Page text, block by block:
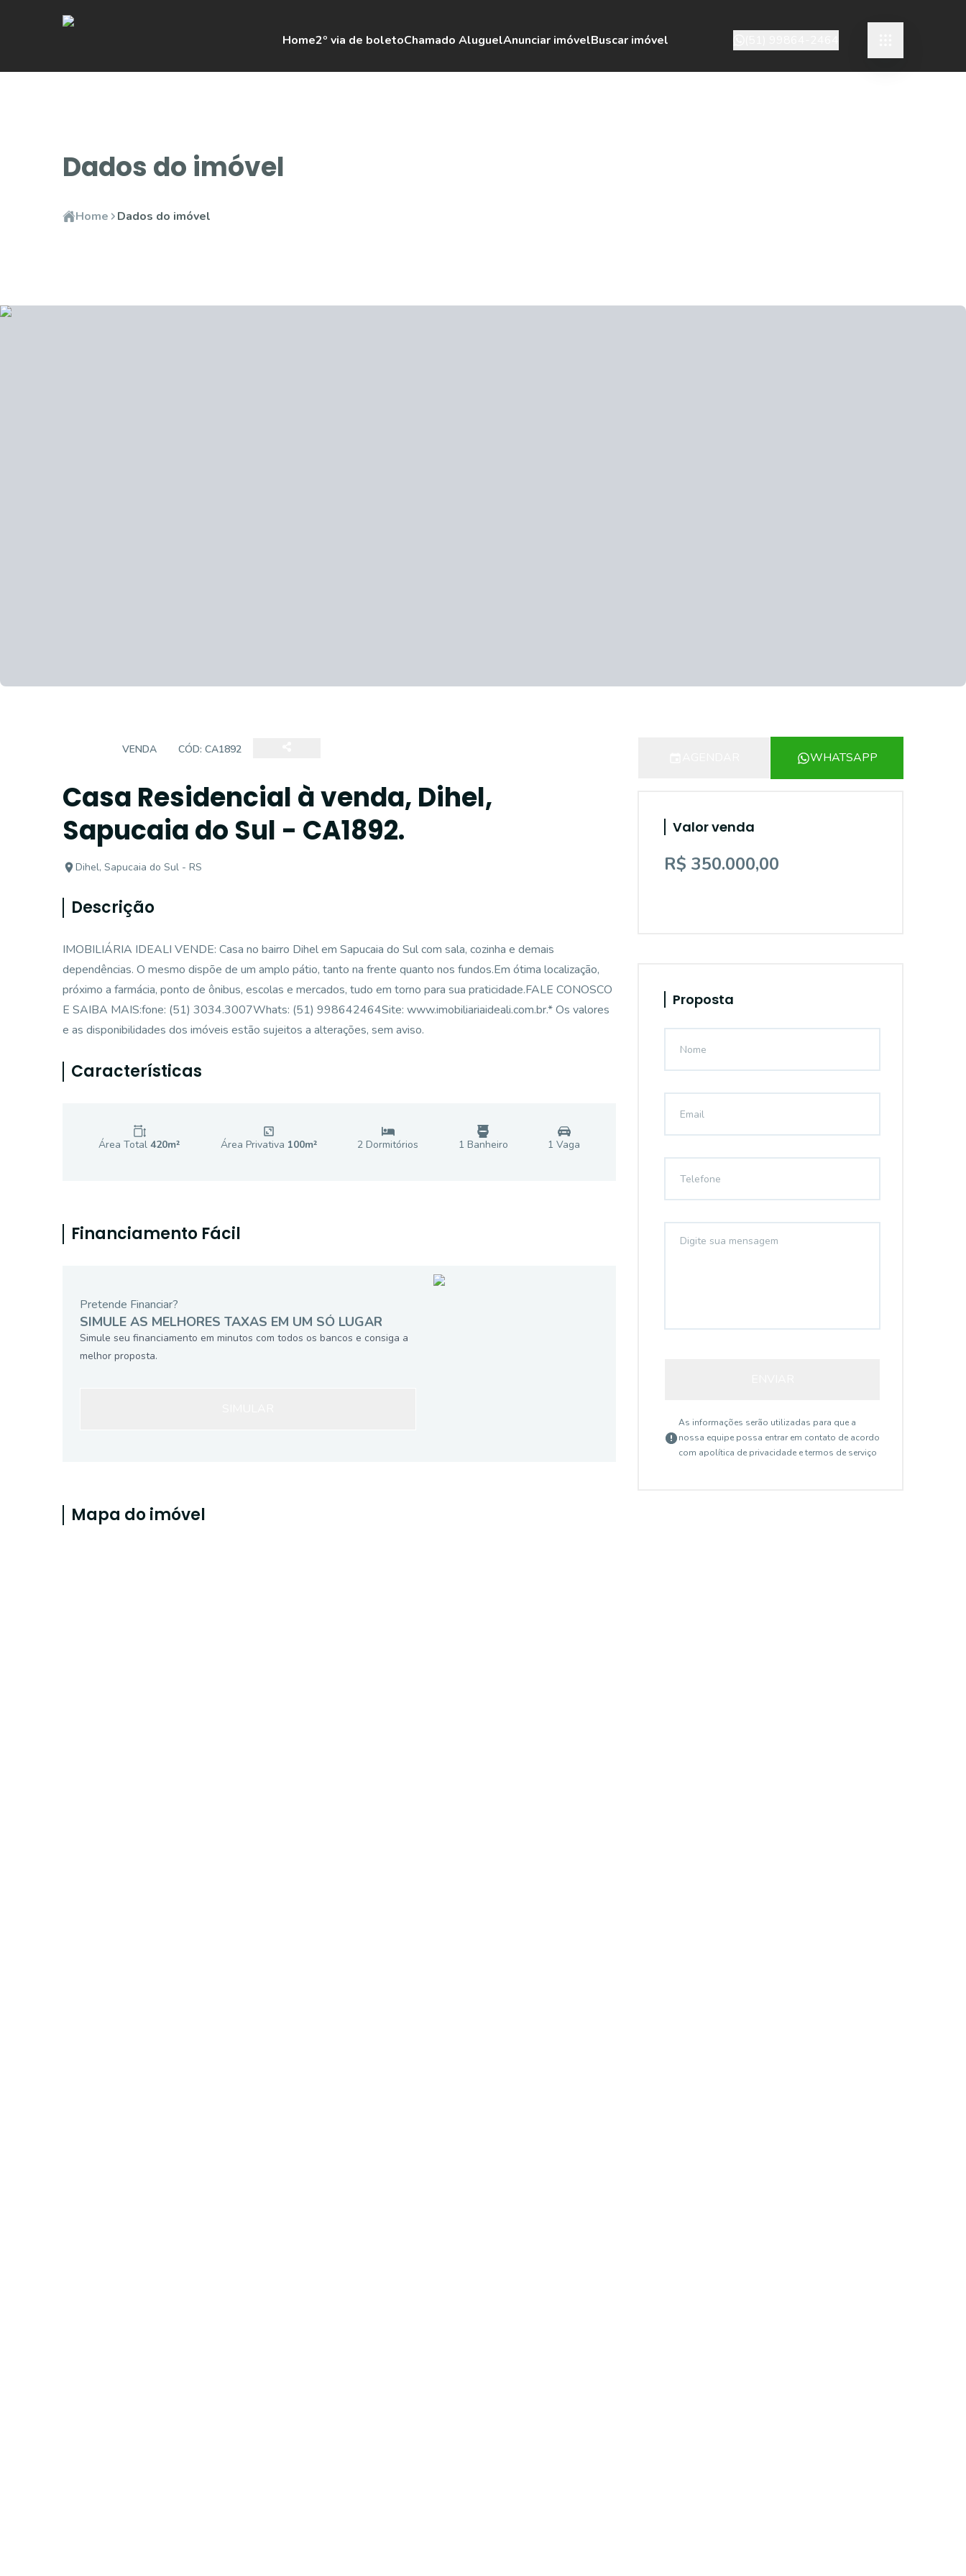
Home2º via de boletoChamado AluguelAnunciar imóvelBuscar imóvel
Dados do imóvel
Home Dados do imóvel
VENDA CÓD: CA1892
Casa Residencial à venda, Dihel,
Sapucaia do Sul - CA1892.
Dihel, Sapucaia do Sul - RS
Descrição
IMOBILIÁRIA IDEALI VENDE: Casa no bairro Dihel em Sapucaia do Sul com sala, cozinha e demais
dependências. O mesmo dispõe de um amplo pátio, tanto na frente quanto nos fundos.Em ótima localização,
próximo a farmácia, ponto de ônibus, escolas e mercados, tudo em torno para sua praticidade.FALE CONOSCO
E SAIBA MAIS:fone: (51) 3034.3007Whats: (51) 998642464Site: www.imobiliariaideali.com.br.* Os valores
e as disponibilidades dos imóveis estão sujeitos a alterações, sem aviso.
Características
Área Total 420m² Área Privativa 100m² 2 Dormitórios 1 Banheiro 1 Vaga
Financiamento Fácil
Pretende Financiar?
SIMULE AS MELHORES TAXAS EM UM SÓ LUGAR
Simule seu financiamento em minutos com todos os bancos e consiga a
melhor proposta.
Mapa do imóvel
WHATSAPP
Valor venda
R$ 350.000,00
Proposta
As informações serão utilizadas para que a
nossa equipe possa entrar em contato de acordo
com apolítica de privacidade e termos de serviço